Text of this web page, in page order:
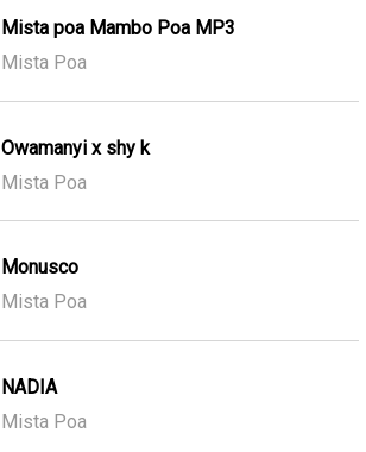
Mista poa Mambo Poa MP3
Mista Poa
Owamanyi x shy k
Mista Poa
Monusco
Mista Poa
NADIA
Mista Poa